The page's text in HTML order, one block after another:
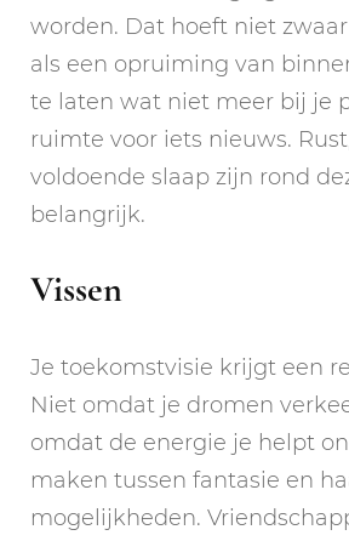
worden. Dat hoeft niet
als een opruiming van
te laten wat niet meer bij je
ruimte voor iets nieuws.
voldoende slaap zijn rond
belangrijk.
Vissen
Je toekomstvisie krijgt een
Niet omdat je dromen
omdat de energie je helpt
maken tussen fantasie en
mogelijkheden.